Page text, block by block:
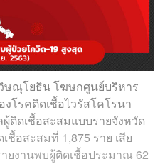
ษณุโยธิน โฆษกศูนย์บริหาร
โรคติดเชื้อไวรัสโคโรนา
ผู้ติดเชื้อสะสมแบบรายจังหวัด
ชื้อสะสมที่ 1,875 ราย เสีย
ยงานพบผู้ติดเชื้อประมาณ 62